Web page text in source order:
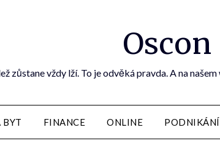
Oscon
zůstane vždy lží. To je odvěká pravda. A na
BYT FINANCE ONLINE PODNIKÁNÍ